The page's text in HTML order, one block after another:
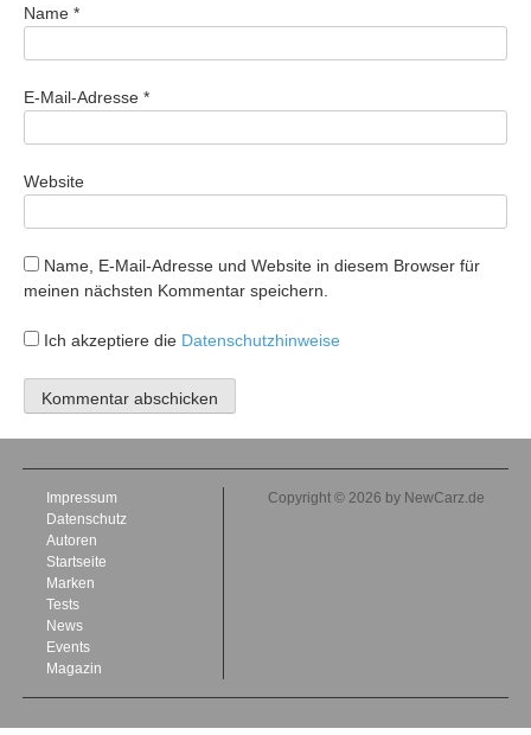
Name *
E-Mail-Adresse *
Website
Name, E-Mail-Adresse und Website in diesem Browser für
meinen nächsten Kommentar speichern.
Ich akzeptiere die Datenschutzhinweise
Impressum
Datenschutz
Autoren
Startseite
Marken
Tests
News
Events
Magazin
Copyright © 2026 by NewCarz.de